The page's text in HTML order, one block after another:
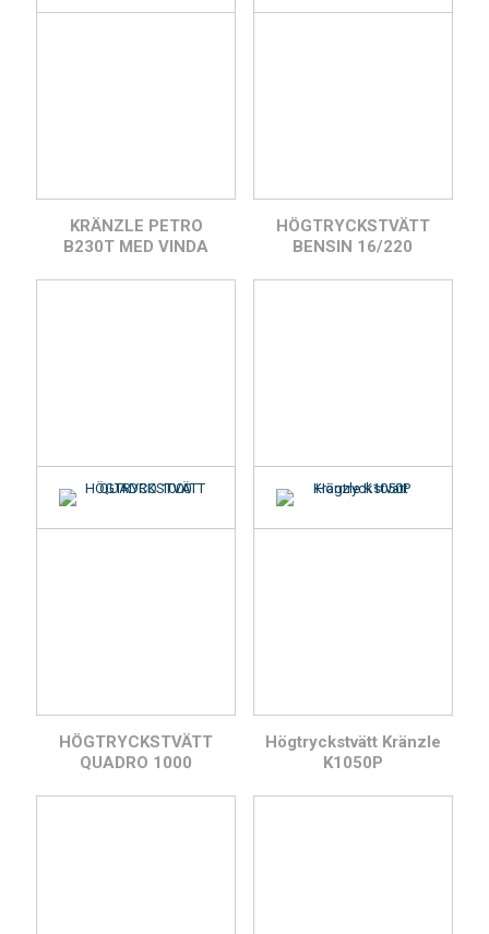
KRÄNZLE PETRO
B230T MED VINDA
HÖGTRYCKSTVÄTT
BENSIN 16/220
HÖGTRYCKSTVÄTT
QUADRO 1000
Högtryckstvätt Kränzle
K1050P